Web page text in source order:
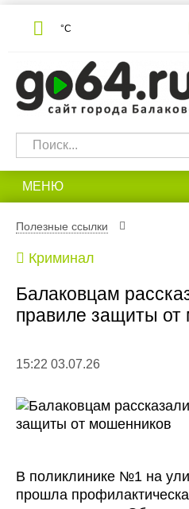
°С
МЕНЮ
Полезные ссылки
Криминал
Балаковцам
правиле защиты
15:22 03.07.26
В поликлинике №1 на
прошла